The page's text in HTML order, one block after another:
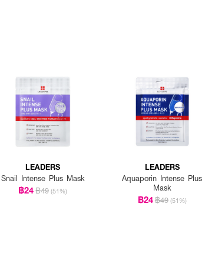
LEADERS
Snail Intense Plus Mask
฿24฿49 (51%)
LEADERS
Aquaporin Intense Plus
Mask
฿24฿49 (51%)